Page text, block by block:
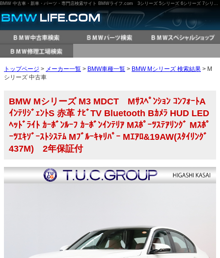
BMW 中古車・新車・パーツ・専門店検索サイト BMWライフ.com 3シリーズ 5シリーズ 6シリーズ 7シリーズ M3 M5 X3 X5 など
トップページ > メーカー一覧 > BMW車種一覧 > BMW Mシリーズ 検索結果 > M
シリーズ 中古車
BMW Mシリーズ M3 MDCT Mｻｽﾍﾟﾝｼｮﾝ ｺﾝﾌｫｰﾄA
ｲﾝﾃﾘｼﾞｪﾝﾄS 赤革 ﾅﾋﾞTV Bluetooth Bｶﾒﾗ HUD LED
ﾍｯﾄﾞﾗｲﾄ ｶｰﾎﾞﾝﾙｰﾌ ｶｰﾎﾞﾝｲﾝﾃﾘｱ Mｽﾎﾟｰﾂｽﾃｱﾘﾝｸﾞ Mｽﾎﾟ
ｰﾂｴｷｿﾞｰｽﾄｼｽﾃﾑ Mﾌﾞﾙｰｷｬﾘﾊﾟｰ Mｴｱﾛ&19AW(ｽﾀｲﾘﾝｸﾞ
437M) 2年保証付